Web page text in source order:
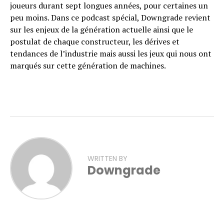
joueurs durant sept longues années, pour certaines un
peu moins. Dans ce podcast spécial, Downgrade revient
sur les enjeux de la génération actuelle ainsi que le
postulat de chaque constructeur, les dérives et
tendances de l’industrie mais aussi les jeux qui nous ont
marqués sur cette génération de machines.
WRITTEN BY
Downgrade